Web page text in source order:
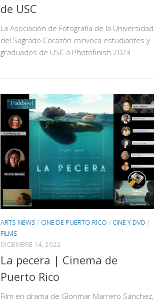
de USC
La Asociación de Fotografía de la Universidad
del Sagrado Corazón convoca estudiantes y
graduados de USC a Photofinish 2023
ARTS NEWS /CINE DE PUERTO RICO /CINE Y DVD /
FILMS
DICIEMBRE 14, 2022
La pecera | Cinema de
Puerto Rico
Film en drama de Glorimar Marrero Sánchez,